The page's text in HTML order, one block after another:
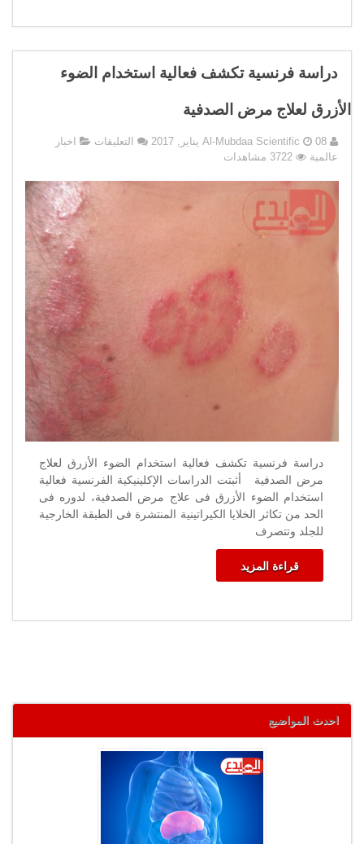
دراسة فرنسية تكشف فعالية استخدام الضوء
الأزرق لعلاج مرض الصدفية
Al-Mubdaa Scientific 08 يناير, 2017 التعليقات على
تكشف
فعالية
استخدام
الضوء
الأزرق
لعلاج
مرض
الصدفية
مغلقة
اخبار
عالمية
3722 مشاهدات
دراسة فرنسية تكشف فعالية استخدام الضوء الأزرق لعلاج
مرض الصدفية أثبتت الدراسات الإكلينيكية الفرنسية فعالية
استخدام الضوء الأزرق فى علاج مرض الصدفية، لدوره فى
الحد من تكاثر الخلايا الكيراتينية المنتشرة فى الطبقة الخارجية
للجلد وتتصرف
قراءة المزيد
احدث المواضيع